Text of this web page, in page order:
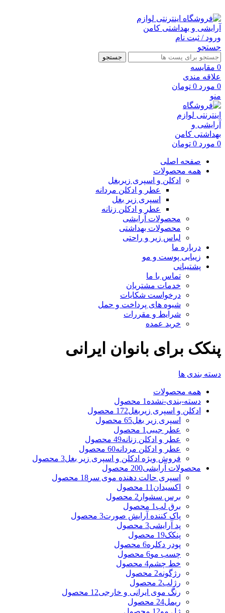
ورود / ثبت نام
جستجو
جستجو
0 مقايسه
علاقه مندی
0 مورد 0 تومان
منو
0 مورد 0 تومان
صفحه اصلی
همه محصولات
ادکلن و اسپری زیربغل
عطر و ادکلن مردانه
اسپری زیر بغل
عطر و ادکلن زنانه
محصولات آرایشی
محصولات بهداشتی
لباس زیر و راحتی
درباره ما
زیبایی پوست و مو
پشتیبانی
تماس با ما
خدمات مشتریان
درخواست شکایات
شیوه های پرداخت و حمل
شرایط و مقررات
خرید عمده
پنکک برای بانوان ایرانی
دسته بندی ها
همه محصولات
دسته-بندی-نشده 1 محصول
ادکلن و اسپری زیربغل172 محصول
اسپری زیر بغل65 محصول
عطر جیبی 1 محصول
عطر و ادکلن زنانه49 محصول
عطر و ادکلن مردانه60 محصول
فروش ویژه ادکلن و اسپری زیر بغل3 محصول
محصولات آرایشی200 محصول
اسپری حالت دهنده موی سر 18 محصول
اکسیدان 11 محصول
برس سشوار 2 محصول
برق لب 1 محصول
پاک کننده آرایش صورت3 محصول
پد آرایشی3 محصول
پنکک19 محصول
پودر دکلره6 محصول
چسب مو6 محصول
خط چشم4 محصول
رژگونه2 محصول
رژلب2 محصول
رنگ موی ایرانی و خارجی12 محصول
ریمل24 محصول
ژل مو12 محصول